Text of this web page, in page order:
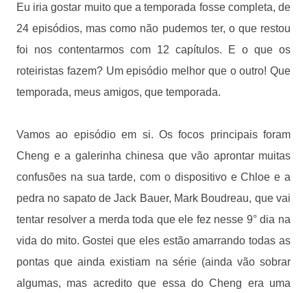
Eu iria gostar muito que a temporada fosse completa, de
24 episódios, mas como não pudemos ter, o que restou
foi nos contentarmos com 12 capítulos. E o que os
roteiristas fazem? Um episódio melhor que o outro! Que
temporada, meus amigos, que temporada.
Vamos ao episódio em si. Os focos principais foram
Cheng e a galerinha chinesa que vão aprontar muitas
confusões na sua tarde, com o dispositivo e Chloe e a
pedra no sapato de Jack Bauer, Mark Boudreau, que vai
tentar resolver a merda toda que ele fez nesse 9° dia na
vida do mito. Gostei que eles estão amarrando todas as
pontas que ainda existiam na série (ainda vão sobrar
algumas, mas acredito que essa do Cheng era uma